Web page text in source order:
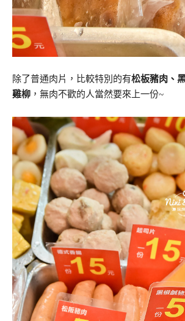
除了普通肉片，比較特別的有松板豬肉、
雞柳 ，無肉不歡的人當然要來上一份~